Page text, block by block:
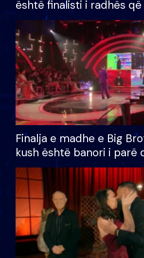
është finalisti i radhës
Finalja e madhe e Big
kush është banori i parë
shtëpinë dhe humb
të fituar çmimin e madh